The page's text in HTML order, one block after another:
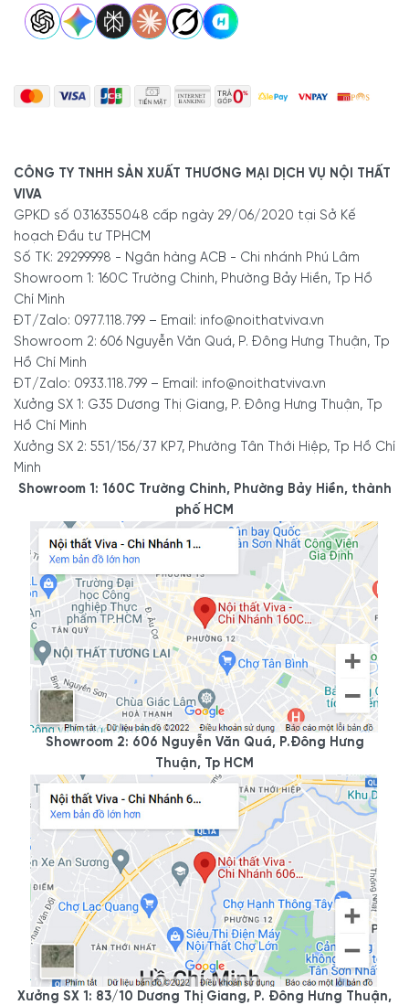
CÔNG TY TNHH SẢN XUẤT THƯƠNG MẠI DỊCH VỤ NỘI THẤT
VIVA
GPKD số 0316355048 cấp ngày 29/06/2020 tại Sở Kế
hoạch Đầu tư TPHCM
Số TK: 29299998 - Ngân hàng ACB - Chi nhánh Phú Lâm
Showroom 1: 160C Trường Chinh, Phường Bảy Hiền, Tp Hồ
Chí Minh
ĐT/Zalo: 0977.118.799 – Email: info@noithatviva.vn
Showroom 2: 606 Nguyễn Văn Quá, P. Đông Hưng Thuận, Tp
Hồ Chí Minh
ĐT/Zalo: 0933.118.799 – Email: info@noithatviva.vn
Xưởng SX 1: G35 Dương Thị Giang, P. Đông Hưng Thuận, Tp
Hồ Chí Minh
Xưởng SX 2: 551/156/37 KP7, Phường Tân Thới Hiệp, Tp Hồ Chí
Minh
Showroom 1: 160C Trường Chinh, Phường Bảy Hiền, thành
phố HCM
Showroom 2: 606 Nguyễn Văn Quá, P.Đông Hưng
Thuận, Tp HCM
Xưởng SX 1: 83/10 Dương Thị Giang, P. Đông Hưng Thuận,